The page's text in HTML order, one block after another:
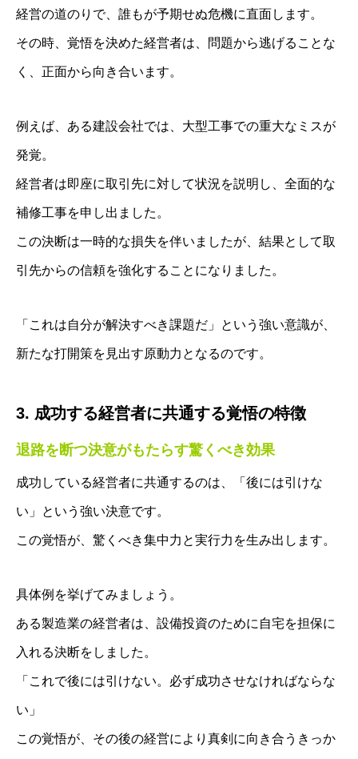
経営の道のりで、誰もが予期せぬ危機に直面します。
その時、覚悟を決めた経営者は、問題から逃げることな
く、正面から向き合います。
例えば、ある建設会社では、大型工事での重大なミスが
発覚。
経営者は即座に取引先に対して状況を説明し、全面的な
補修工事を申し出ました。
この決断は一時的な損失を伴いましたが、結果として取
引先からの信頼を強化することになりました。
「これは自分が解決すべき課題だ」という強い意識が、
新たな打開策を見出す原動力となるのです。
3. 成功する経営者に共通する覚悟の特徴
退路を断つ決意がもたらす驚くべき効果
成功している経営者に共通するのは、「後には引けな
い」という強い決意です。
この覚悟が、驚くべき集中力と実行力を生み出します。
具体例を挙げてみましょう。
ある製造業の経営者は、設備投資のために自宅を担保に
入れる決断をしました。
「これで後には引けない。必ず成功させなければならな
い」
この覚悟が、その後の経営により真剣に向き合うきっか